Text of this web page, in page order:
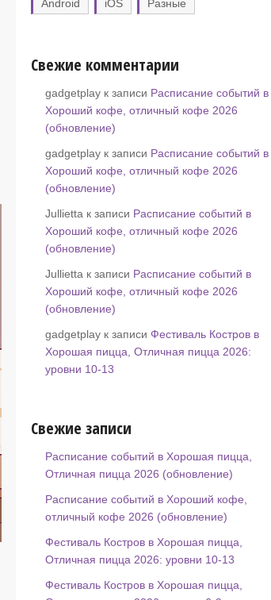
Android iOS Разные
Свежие комментарии
gadgetplay к записи Расписание событий в
Хороший кофе, отличный кофе 2026
(обновление)
gadgetplay к записи Расписание событий в
Хороший кофе, отличный кофе 2026
(обновление)
Jullietta к записи Расписание событий в
Хороший кофе, отличный кофе 2026
(обновление)
Jullietta к записи Расписание событий в
Хороший кофе, отличный кофе 2026
(обновление)
gadgetplay к записи Фестиваль Костров в
Хорошая пицца, Отличная пицца 2026:
уровни 10-13
Свежие записи
Расписание событий в Хорошая пицца,
Отличная пицца 2026 (обновление)
Расписание событий в Хороший кофе,
отличный кофе 2026 (обновление)
Фестиваль Костров в Хорошая пицца,
Отличная пицца 2026: уровни 10-13
Фестиваль Костров в Хорошая пицца,